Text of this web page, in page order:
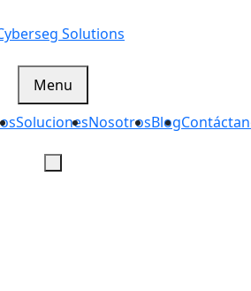
Menu
SolucionesNosotrosBlog